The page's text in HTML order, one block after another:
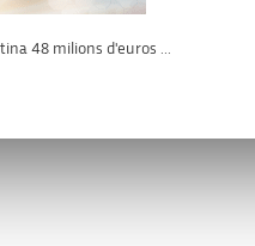
48 milions d'euros ...